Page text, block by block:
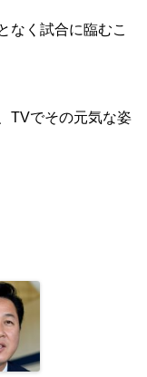
なく試合に臨むこ
TVでその元気な姿